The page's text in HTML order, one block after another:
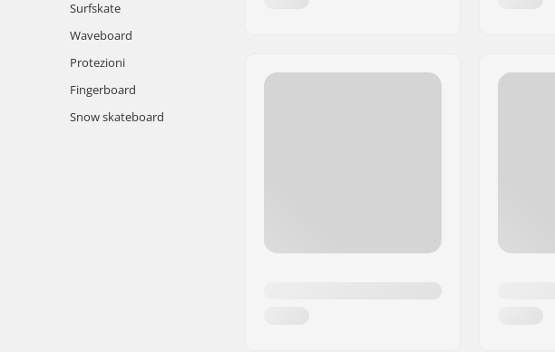
Surfskate
Waveboard
Protezioni
Fingerboard
Snow skateboard